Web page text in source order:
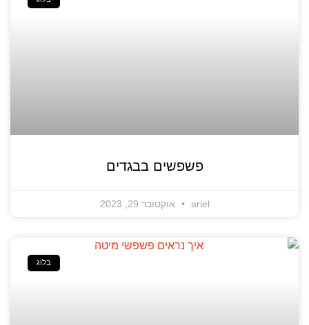
פשפשים בבגדים
ariel אוקטובר 29, 2023
בלוג